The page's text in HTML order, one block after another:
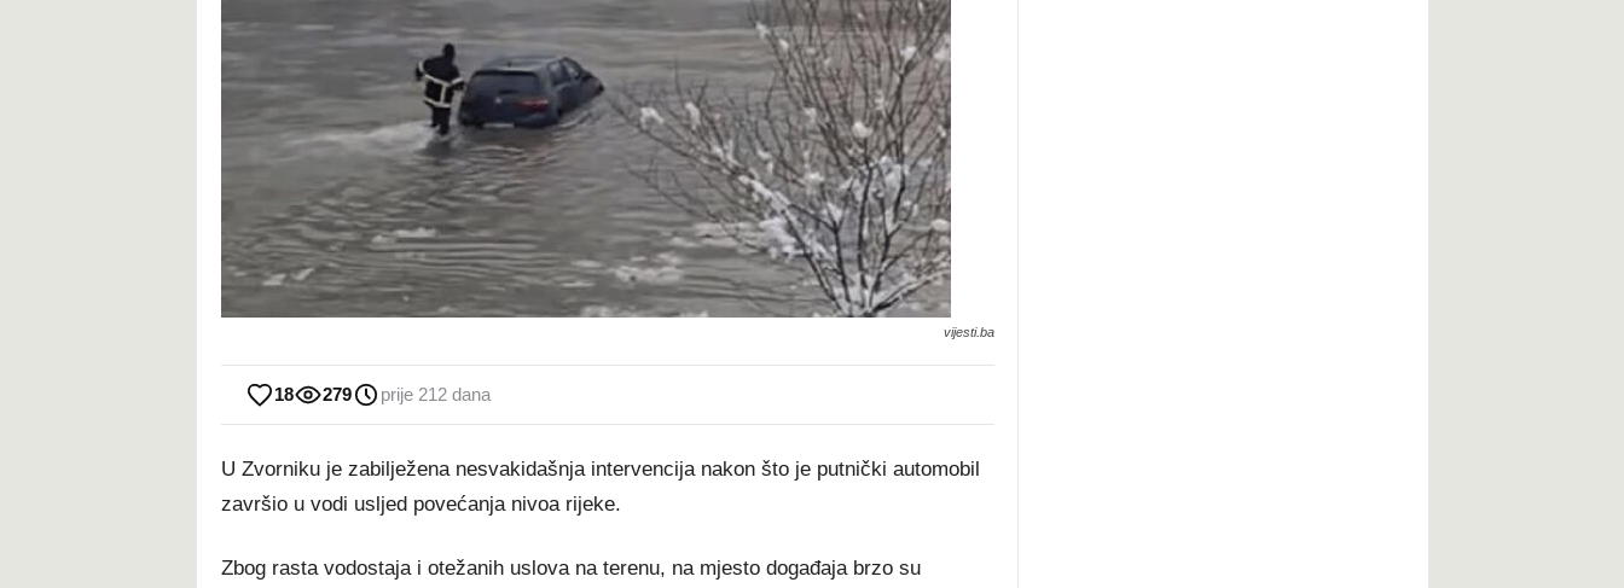
vijesti.ba
18 279 prije 212 dana
U Zvorniku je zabilježena nesvakidašnja intervencija nakon što je putnički automobil
završio u vodi usljed povećanja nivoa rijeke.
Zbog rasta vodostaja i otežanih uslova na terenu, na mjesto događaja brzo su